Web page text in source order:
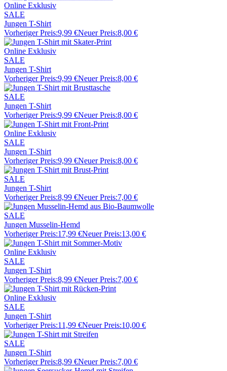
Online Exklusiv
SALE
Jungen T-Shirt
Vorheriger Preis:9,99 €Neuer Preis:8,00 €
Online Exklusiv
SALE
Jungen T-Shirt
Vorheriger Preis:9,99 €Neuer Preis:8,00 €
SALE
Jungen T-Shirt
Vorheriger Preis:9,99 €Neuer Preis:8,00 €
Online Exklusiv
SALE
Jungen T-Shirt
Vorheriger Preis:9,99 €Neuer Preis:8,00 €
SALE
Jungen T-Shirt
Vorheriger Preis:8,99 €Neuer Preis:7,00 €
SALE
Jungen Musselin-Hemd
Vorheriger Preis:17,99 €Neuer Preis:13,00 €
Online Exklusiv
SALE
Jungen T-Shirt
Vorheriger Preis:8,99 €Neuer Preis:7,00 €
Online Exklusiv
SALE
Jungen T-Shirt
Vorheriger Preis:11,99 €Neuer Preis:10,00 €
SALE
Jungen T-Shirt
Vorheriger Preis:8,99 €Neuer Preis:7,00 €